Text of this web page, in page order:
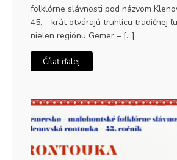
folklórne slávnosti pod názvom
45. – krát otvárajú truhlicu tradičnej
nielen regiónu Gemer – […]
Čítať ďalej